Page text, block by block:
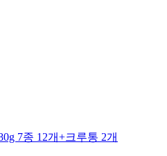
7종 12개+크루통 2개